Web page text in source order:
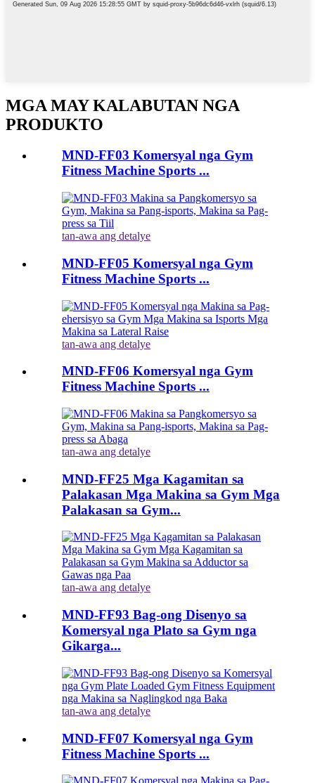
MGA MAY KALABUTAN NGA
PRODUKTO
MND-FF03 Komersyal nga Gym
Fitness Machine Sports ...
tan-awa ang detalye
MND-FF05 Komersyal nga Gym
Fitness Machine Sports ...
tan-awa ang detalye
MND-FF06 Komersyal nga Gym
Fitness Machine Sports ...
tan-awa ang detalye
MND-FF25 Mga Kagamitan sa
Palakasan Mga Makina sa Gym Mga
Palakasan sa Gym...
tan-awa ang detalye
MND-FF93 Bag-ong Disenyo sa
Komersyal nga Plato sa Gym nga
Gikarga...
tan-awa ang detalye
MND-FF07 Komersyal nga Gym
Fitness Machine Sports ...